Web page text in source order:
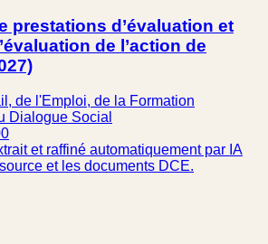
prestations d’évaluation et
de l’action de
de l'Emploi, de la Formation
Dialogue Social
et raffiné automatiquement par IA
et les documents DCE.